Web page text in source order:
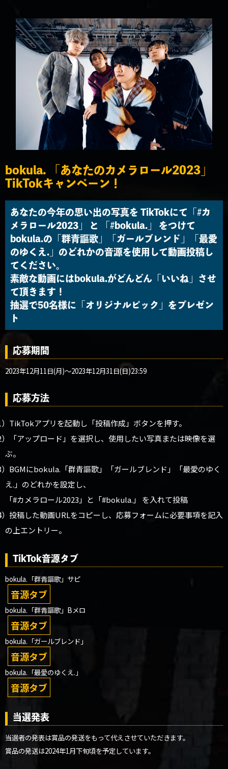
bokula. 「あなたのカメラロール2023」
TikTokキャンペーン！
あなたの今年の思い出の写真を TikTokにて「#カ
メラロール2023」 と 「#bokula.」 をつけて
bokula.の「群青謳歌」「ガールブレンド」「最愛
のゆくえ.」のどれかの音源を使用して動画投稿し
てください。
素敵な動画にはbokula.がどんどん「いいね」させ
て頂きます！
抽選で50名様に「オリジナルピック」をプレゼン
ト
応募期間
2023年12月11日(月)〜2023年12月31日(日)23:59
応募方法
TikTokアプリを起動し「投稿作成」ボタンを押す。
「アップロード」を選択し、使用したい写真または映像を選
ぶ。
BGMにbokula.「群青謳歌」「ガールブレンド」「最愛のゆく
え.」のどれかを設定し、
「#カメラロール2023」と「#bokula.」 を入れて投稿
投稿した動画URLをコピーし、応募フォームに必要事項を記入
の上エントリー。
TikTok音源タブ
bokula.「群青謳歌」サピ
音源タブ
bokula.「群青謳歌」Bメロ
音源タブ
bokula.「ガールブレンド」
音源タブ
bokula.「最愛のゆくえ.」
音源タブ
当選発表
当選者の発表は賞品の発送をもって代えさせていただきます。
賞品の発送は2024年1月下旬頃を予定しています。